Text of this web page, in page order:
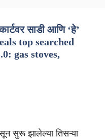
साडी आणि ‘हे’
top searched
gas stoves,
सुरू झालेल्या तिसऱ्या